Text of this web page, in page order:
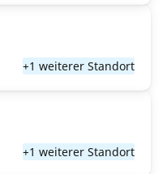
+1 weiterer Standort
+1 weiterer Standort